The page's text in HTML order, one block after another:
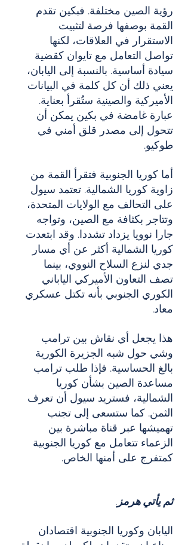
رؤية الصين مختلفة. فبكين تقدم
القمة بوصفها فرصة لتثبيت
الاستقرار في العلاقات، لكنها
تواصل التعامل مع تايوان كقضية
سيادة أساسية. بالنسبة إلى اليابان،
يعني ذلك أن كل كلمة في البيانات
الأميركية والصينية ستُقرأ بعناية.
عبارة غامضة في بكين يمكن أن
تتحول إلى مصدر قلق أمني في
طوكيو.
أما كوريا الجنوبية فتقرأ القمة من
زاوية كوريا الشمالية. تعتمد سيول
على التحالف مع الولايات المتحدة،
وتتاجر بكثافة مع الصين، وتواجه
جارا نوويا يزداد تشددا. وقد ابتعدت
كوريا الشمالية أكثر عن أي مسار
جدي لنزع السلاح النووي، بينما
تصف التعاون الأميركي الياباني
الكوري الجنوبي بأنه تكتل عسكري
معاد.
هذا يجعل أي نقاش بين ترامب
وشي حول شبه الجزيرة الكورية
بالغ الحساسية. فإذا طلب ترامب
مساعدة الصين بشأن كوريا
الشمالية، فستريد سيول أن تعرف
الثمن. كما ستسعى إلى تجنب
تهميشها عبر قناة مباشرة بين
الزعماء تتعامل مع كوريا الجنوبية
كمتفرج على أمنها الخاص.
ثم يأتي هرمز .
اليابان وكوريا الجنوبية اقتصادان